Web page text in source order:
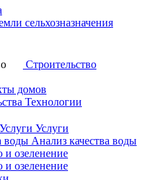
сельхозназначения
Строительство
домов
Технологии
Услуги Услуги
воды Анализ качества воды
и озеленение
и озеленение